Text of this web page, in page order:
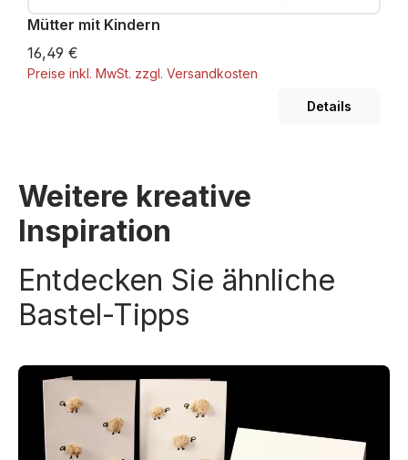
Mütter mit Kindern
16,49 €
Preise inkl. MwSt. zzgl. Versandkosten
Details
Weitere kreative
Inspiration
Entdecken Sie ähnliche
Bastel-Tipps